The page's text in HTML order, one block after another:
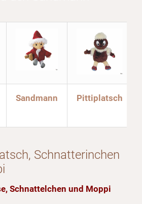
Sandmann Pittiplatsch
Schnatterinchen
Schnattelchen und Moppi